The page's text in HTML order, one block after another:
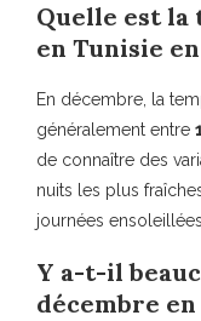
Quelle est
en Tunisie
En décembre, la
généralement entre
de connaître des
nuits les plus
journées
Y a-t-il
décembre